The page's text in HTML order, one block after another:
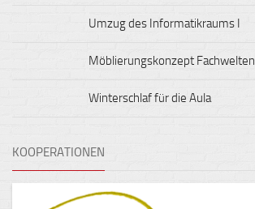
Umzug des Informatikraums I
Möblierungskonzept Fachwelten
Winterschlaf für die Aula
KOOPERATIONEN